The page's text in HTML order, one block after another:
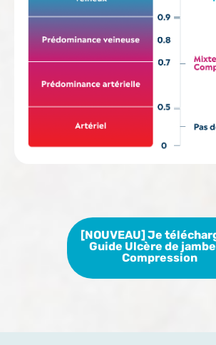
[NOUVEAU] Je
Guide Ulcère de
Compression